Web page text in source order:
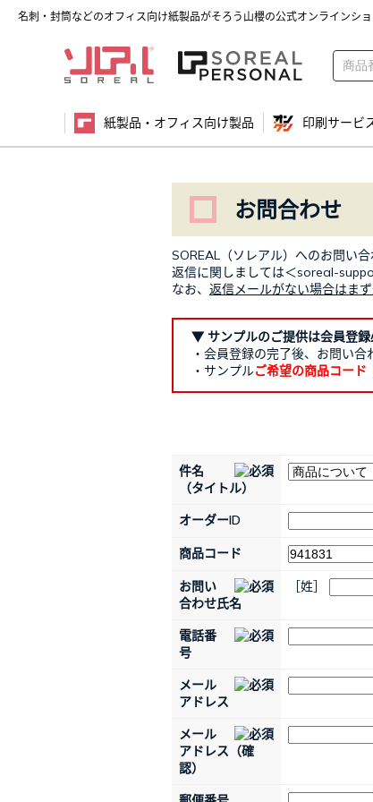
名刺・封筒などのオフィス向け紙製品がそろう山櫻の公式オンラインシ
紙製品・オフィス向け製品 印刷サービ
お問合わせ
SOREAL（ソレアル）へのお問い
返信に関しましては＜soreal-
なお、 返信メールがない場合はま
▼ サンプルのご提供は会員登
・会員登録の完了後、お問い合
・サンプルご希望の商品コード
件名
（タイトル）
オーダーID
商品コード
お問い
合わせ氏名
［姓］
電話番
号
メール
アドレス
メール
アドレス（確
認）